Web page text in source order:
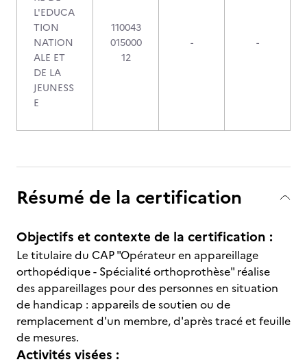
L'EDUCA
TION
NATION
ALE ET
DE LA
JEUNESS
E
110043
015000
12
- -
Résumé de la certification
Objectifs et contexte de la certification :
Le titulaire du CAP "Opérateur en appareillage
orthopédique - Spécialité orthoprothèse" réalise
des appareillages pour des personnes en situation
de handicap : appareils de soutien ou de
remplacement d'un membre, d'après tracé et feuille
de mesures.
Activités visées :